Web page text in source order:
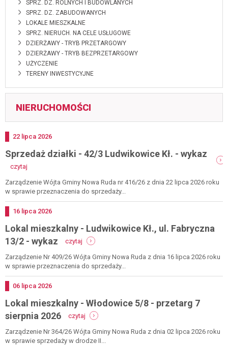
SPRZ. DZ. ROLNYCH I BUDOWLANYCH
SPRZ. DZ. ZABUDOWANYCH
LOKALE MIESZKALNE
SPRZ. NIERUCH. NA CELE USŁUGOWE
DZIERŻAWY - TRYB PRZETARGOWY
DZIERŻAWY - TRYB BEZPRZETARGOWY
UŻYCZENIE
TERENY INWESTYCYJNE
NIERUCHOMOŚCI
Dodano
22 lipca 2026
Sprzedaż działki - 42/3 Ludwikowice Kł. - wykaz
czytaj
działki
-
ludwikowice
-
wykaz
Zarządzenie Wójta Gminy Nowa Ruda nr 416/26 z dnia 22 lipca 2026 roku
w sprawie przeznaczenia do sprzedaży...
Dodano
16 lipca 2026
Lokal mieszkalny - Ludwikowice Kł., ul. Fabryczna
13/2 - wykaz
czytaj
lokal
mieszkalny
-
fabryczna
13/2
-
wykaz
Zarządzenie Nr 409/26 Wójta Gminy Nowa Ruda z dnia 16 lipca 2026 roku
w sprawie przeznaczenia do sprzedaży...
Dodano
06 lipca 2026
Lokal mieszkalny - Włodowice 5/8 - przetarg 7
sierpnia 2026
czytaj
lokal
mieszkalny
-
Zarządzenie Nr 364/26 Wójta Gminy Nowa Ruda z dnia 02 lipca 2026 roku
w sprawie sprzedaży w drodze II...